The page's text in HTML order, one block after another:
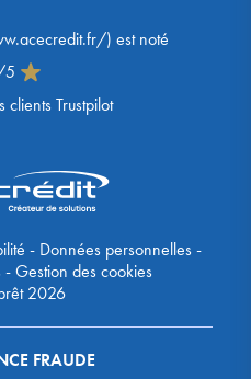
) est noté
5
clients Trustpilot
- Données personnelles-
-Gestion des cookies
2026
FRAUDE